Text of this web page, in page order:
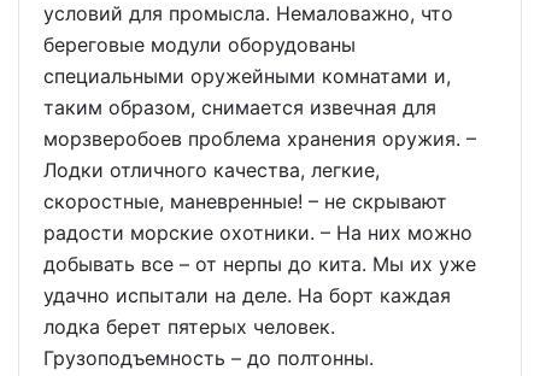
условий для промысла. Немаловажно, что
береговые модули оборудованы
специальными оружейными комнатами и,
таким образом, снимается извечная для
морзверобоев проблема хранения оружия. –
Лодки отличного качества, легкие,
скоростные, маневренные! – не скрывают
радости морские охотники. – На них можно
добывать все – от нерпы до кита. Мы их уже
удачно испытали на деле. На борт каждая
лодка берет пятерых человек.
Грузоподъемность – до полтонны.